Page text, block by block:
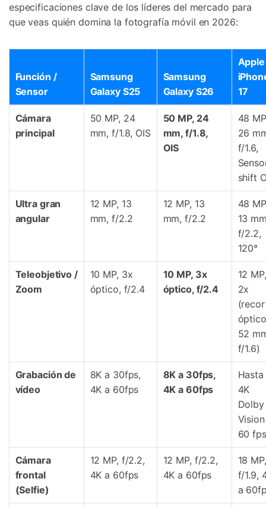
especificaciones clave de los líderes del mercado para
que veas quién domina la fotografía móvil en 2026:
Función /
Sensor
Samsung
Galaxy S25
Samsung
Galaxy S26
Apple
17
Cámara
principal
50 MP, 24
mm, f/1.8, OIS
50 MP, 24
mm, f/1.8,
OIS
48
26
f/1.6,
shift
Ultra gran
angular
12 MP, 13
mm, f/2.2
12 MP, 13
mm, f/2.2
48
13
f/2.2,
120°
Teleobjetivo /
Zoom
10 MP, 3x
óptico, f/2.4
10 MP, 3x
óptico, f/2.4
12 MP,
2x
óptico
52
f/1.6)
Grabación de
vídeo
8K a 30fps,
4K a 60fps
8K a 30fps,
4K a 60fps
Hasta
4K
Dolby
Vision
60 fps
Cámara
frontal
(Selfie)
12 MP, f/2.2,
4K a 60fps
12 MP, f/2.2,
4K a 60fps
18 MP,
f/1.9,
a